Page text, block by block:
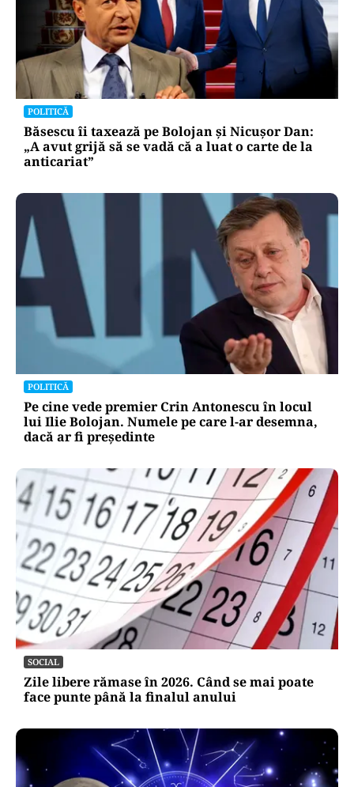
POLITICĂ
Băsescu îi taxează pe Bolojan și Nicușor Dan:
„A avut grijă să se vadă că a luat o carte de la
anticariat”
POLITICĂ
Pe cine vede premier Crin Antonescu în locul
lui Ilie Bolojan. Numele pe care l-ar desemna,
dacă ar fi președinte
SOCIAL
Zile libere rămase în 2026. Când se mai poate
face punte până la finalul anului